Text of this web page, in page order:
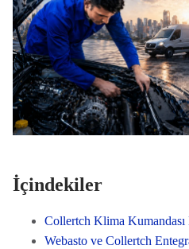
İçindekiler
Collertch Klima Kumandası
Webasto ve Collertch